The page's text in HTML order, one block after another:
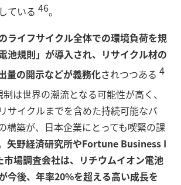
ている 46。
ライフサイクル全体での環境負荷を規
池規則」が導入され、リサイクル材の
量の開示などが義務化されつつある 4
は世界の潮流となる可能性が高く、
サイクルまでを含めた持続可能なバ
構築が、日本企業にとっても喫緊の課
矢野経済研究所やFortune Business I
場調査会社は、リチウムイオン電池
今後、年率20%を超える高い成長を